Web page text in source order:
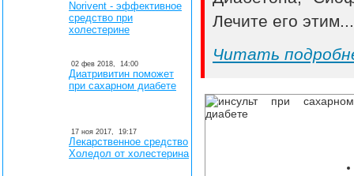
Norivent - эффективное
средство при
холестерине
02 фев 2018, 14:00
Диатривитин поможет
при сахарном диабете
17 ноя 2017, 19:17
Лекарственное средство
Холедол от холестерина
Лечите его
Читать